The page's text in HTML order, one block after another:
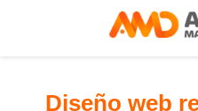
Diseño web